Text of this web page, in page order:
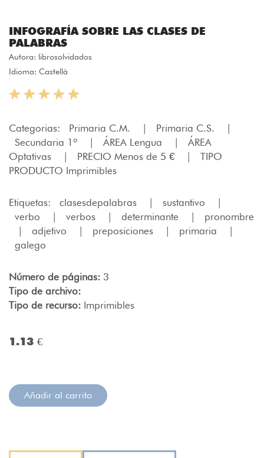
INFOGRAFÍA SOBRE LAS CLASES DE
PALABRAS
Autora: librosolvidados
Idioma: Castellà
Categorias: Primaria C.M. Primaria C.S.
Secundaria 1º
ÁREA Lengua
ÁREA
Optativas
PRECIO Menos de 5 €
TIPO
PRODUCTO Imprimibles
Etiquetas: clasesdepalabras sustantivo
verbo
verbos determinante
pronombre
adjetivo preposiciones primaria
galego
Número de páginas: 3
Tipo de archivo:
Tipo de recurso: Imprimibles
1.13 €
Añadir al carrito